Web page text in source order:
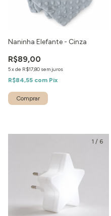
Naninha Elefante - Cinza
R$89,00
5xde R$17,80 sem juros
R$84,55 com Pix
1 / 6